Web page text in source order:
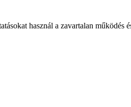
használ a zavartalan működés